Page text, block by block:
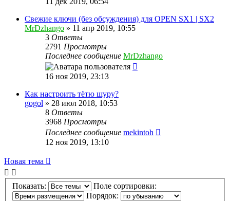
Свежие ключи (без обсуждения) для OPEN SX1 | SX2
MrDzhango » 11 апр 2019, 10:55
3 Ответы
2791 Просмотры
Последнее сообщение MrDzhango
16 ноя 2019, 23:13
Как настроить тётю шуру?
gogol » 28 июл 2018, 10:53
8 Ответы
3968 Просмотры
Последнее сообщение mekintoh
12 ноя 2019, 13:10
Новая тема
Показать:
Поле сортировки:
Порядок: